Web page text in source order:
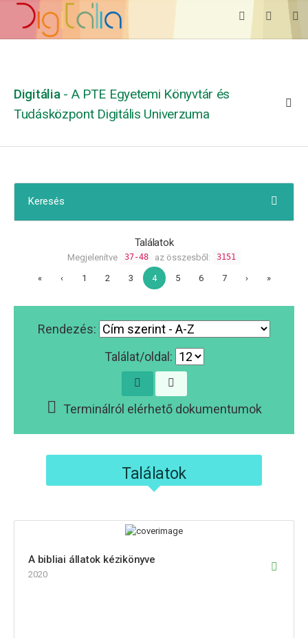
Digitália - A PTE Egyetemi Könyvtár és
Tudásközpont Digitális Univerzuma
Keresés
Találatok
Megjelenítve 37-48 az összesből: 3151
« ‹ 1 2 3 4 5 6 7 › »
Rendezés:
Találat/oldal:
Terminálról elérhető dokumentumok
Találatok
A bibliai állatok kézikönyve
2020